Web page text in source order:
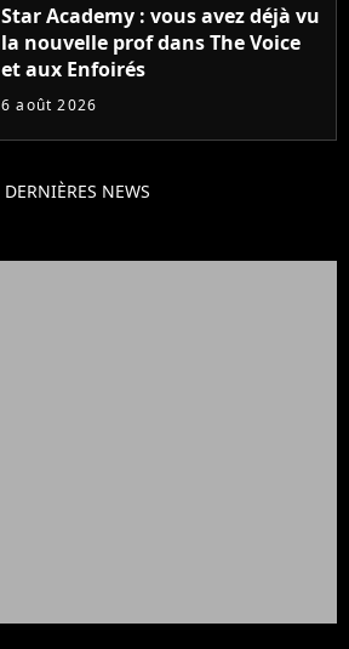
Star Academy : vous avez déjà vu
la nouvelle prof dans The Voice
et aux Enfoirés
6 août 2026
DERNIÈRES NEWS